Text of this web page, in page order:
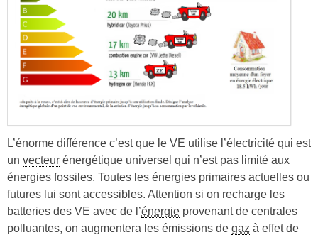
L’énorme différence c’est que le VE utilise l’électricité qui est
un vecteur énergétique universel qui n’est pas limité aux
énergies fossiles. Toutes les énergies primaires actuelles ou
futures lui sont accessibles. Attention si on recharge les
batteries des VE avec de l’énergie provenant de centrales
polluantes, on augmentera les émissions de gaz à effet de